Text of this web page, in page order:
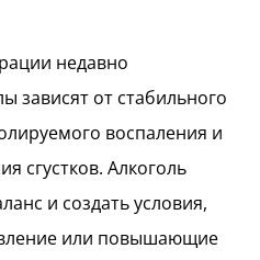
недавно
зависят от стабильного
воспаления и
сгустков. Алкоголь
и создать условия,
или повышающие